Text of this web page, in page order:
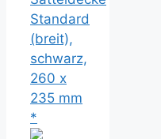
Standard
(breit),
schwarz,
260 x
235 mm
*